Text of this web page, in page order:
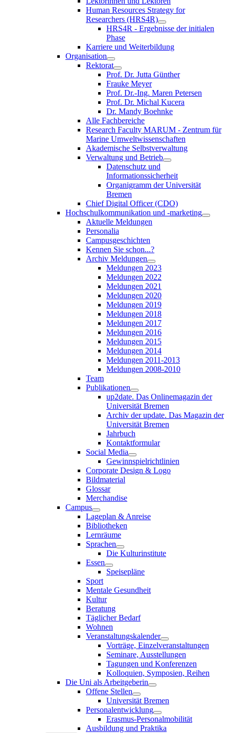
Human Resources Strategy for
Researchers (HRS4R)
HRS4R - Ergebnisse der initialen
Phase
Karriere und Weiterbildung
Organisation
Rektorat
Prof. Dr. Jutta Günther
Frauke Meyer
Prof. Dr.-Ing. Maren Petersen
Prof. Dr. Michal Kucera
Dr. Mandy Boehnke
Alle Fachbereiche
Research Faculty MARUM - Zentrum für
Marine Umweltwissenschaften
Akademische Selbstverwaltung
Verwaltung und Betrieb
Datenschutz und
Informationssicherheit
Organigramm der Universität
Bremen
Chief Digital Officer (CDO)
Hochschulkommunikation und -marketing
Aktuelle Meldungen
Personalia
Campusgeschichten
Kennen Sie schon...?
Archiv Meldungen
Meldungen 2023
Meldungen 2022
Meldungen 2021
Meldungen 2020
Meldungen 2019
Meldungen 2018
Meldungen 2017
Meldungen 2016
Meldungen 2015
Meldungen 2014
Meldungen 2011-2013
Meldungen 2008-2010
Team
Publikationen
up2date. Das Onlinemagazin der
Universität Bremen
Archiv der update. Das Magazin der
Universität Bremen
Jahrbuch
Kontaktformular
Social Media
Gewinnspielrichtlinien
Corporate Design & Logo
Bildmaterial
Glossar
Merchandise
Campus
Lageplan & Anreise
Bibliotheken
Lernräume
Sprachen
Die Kulturinstitute
Essen
Speisepläne
Sport
Mentale Gesundheit
Kultur
Beratung
Täglicher Bedarf
Wohnen
Veranstaltungskalender
Vorträge, Einzelveranstaltungen
Seminare, Ausstellungen
Tagungen und Konferenzen
Kolloquien, Symposien, Reihen
Die Uni als Arbeitgeberin
Offene Stellen
Universität Bremen
Personalentwicklung
Erasmus-Personalmobilität
Ausbildung und Praktika